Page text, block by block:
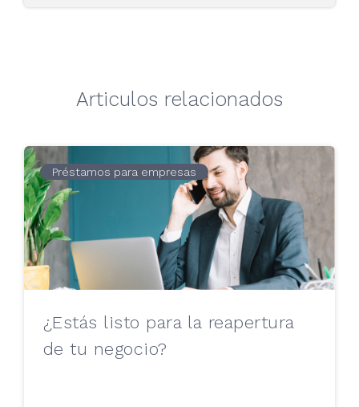
Articulos relacionados
Préstamos para empresas
¿Estás listo para la reapertura
de tu negocio?